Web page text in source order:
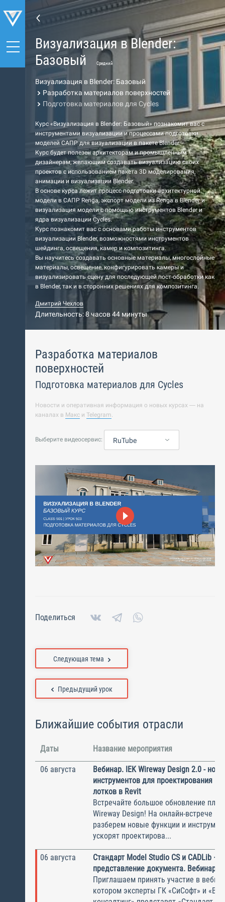
Визуализация в Blender:
Базовый
Средний
Визуализация в Blender: Базовый
Разработка материалов поверхностей
Подготовка материалов для Cycles
Курс «Визуализация в Blender: Базовый» познакомит вас с
инструментами визуализации и процессами подготовки
моделей САПР для визуализации в пакете Blender.
Курс будет полезен архитекторам и промышленным
дизайнерам, желающим создавать визуализацию своих
проектов с использованием пакета 3D моделирования,
анимации и визуализации Blender.
В основе курса лежит процесс подготовки архитектурной
модели в САПР Renga, экспорт модели из Renga в Blender и
визуализация модели с помощью инструментов Blender и
ядра визуализации Cycles.
Курс познакомит вас с основами работы инструментов
визуализации Blender, возможностями инструментов
шейдинга, освещения, камер и композитинга.
Вы научитесь создавать основные материалы, многослойные
материалы, освещение, конфигурировать камеры и
визуализировать сцену для последующей пост-обработки как
в Blender, так и в сторонних решениях для композитинга.
Дмитрий Чехлов
Длительность: 8 часов 44 минуты
Разработка материалов
поверхностей
Подготовка материалов для Cycles
Новости и оперативная информация о новых курсах — на
каналах в Макс и Telegram.
Выберите видеосервис: RuTube
Поделиться
Предыдущий урок
Следующая тема
Ближайшие события отрасли
Даты Название мероприятия
06 августа
Вебинар. IEK Wireway Design 2.0 -
инструментов для проектирования
лотков в Revit
Встречайте большое обновление
Wireway Design! На онлайн-встрече
разберем новые функции и
ускорят проектирова...
06 августа
Стандарт Model Studio CS и CADLib —
представление документа. Вебинар
Приглашаем принять участие в
котором эксперты ГК «СиСофт» и